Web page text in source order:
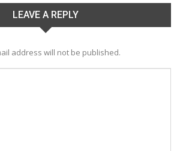
LEAVE A REPLY
address will not be published.